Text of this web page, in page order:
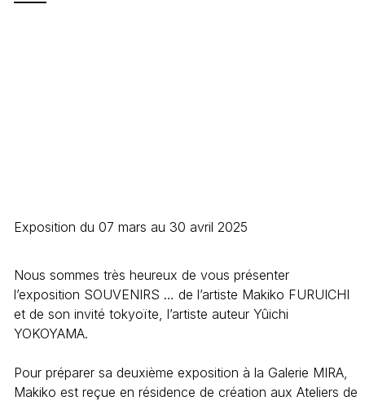
Exposition du 07 mars au 30 avril 2025
Nous sommes très heureux de vous présenter
l’exposition SOUVENIRS … de l’artiste Makiko FURUICHI
et de son invité tokyoïte, l’artiste auteur Yûichi
YOKOYAMA.
Pour préparer sa deuxième exposition à la Galerie MIRA,
Makiko est reçue en résidence de création aux Ateliers de